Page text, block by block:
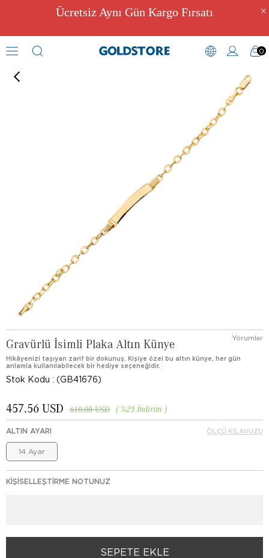
Ücretsiz Aynı Gün Kargo Fırsatı
0
İsim Bileklikler
Gravürlü İsimli Plaka Altın Künye Yorumlar
Hikâyenizi taşıyan zarif bir dokunuş. Kişiye özel bu altın künye, her gün
anlamla kullanılabilecek bir hediye seçeneğidir.
Stok Kodu (GB41676)
%25 İndirim
610.08 USD
457.56 USD
ALTIN AYARI
14 Ayar
ÖLÇÜ KILAVUZU
KIŞISELLEŞTIRME NOTUNUZ